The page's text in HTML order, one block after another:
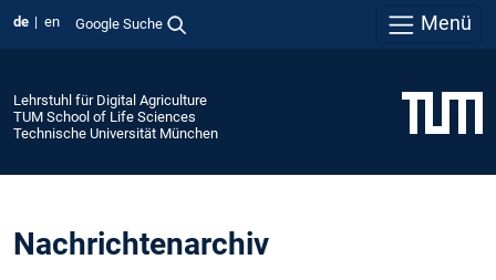
de en Google Suche Menü
Lehrstuhl für Digital Agriculture
TUM School of Life Sciences
Technische Universität München
Nachrichtenarchiv